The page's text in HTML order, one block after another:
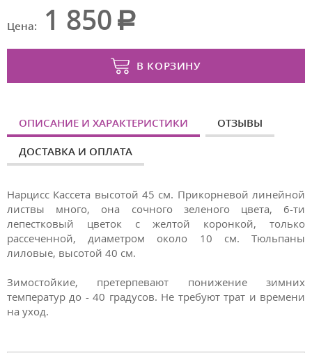
Цена: 1 850
В КОРЗИНУ
ОПИСАНИЕ И ХАРАКТЕРИСТИКИ ОТЗЫВЫ
ДОСТАВКА И ОПЛАТА
Нарцисс Кассета высотой 45 см. Прикорневой линейной
листвы много, она сочного зеленого цвета, 6-ти
лепестковый цветок с желтой коронкой, только
рассеченной, диаметром около 10 см. Тюльпаны
лиловые, высотой 40 см.
Зимостойкие, претерпевают понижение зимних
температур до - 40 градусов. Не требуют трат и времени
на уход.